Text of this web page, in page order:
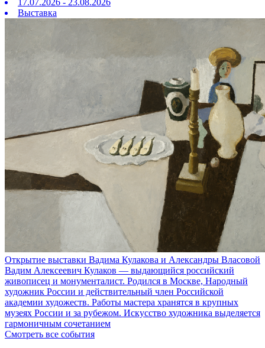
Выставка
Открытие выставки Вадима Кулакова и Александры Власовой
Вадим Алексеевич Кулаков — выдающийся российский
живописец и монументалист. Родился в Москве, Народный
художник России и действительный член Российской
академии художеств. Работы мастера хранятся в крупных
музеях России и за рубежом. Искусство художника выделяется
гармоничным сочетанием
Смотреть все события